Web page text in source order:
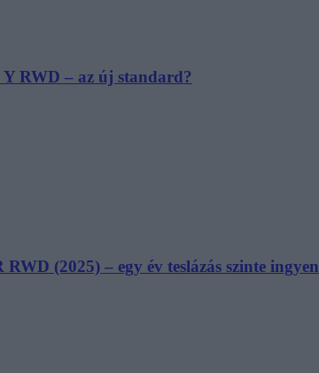
RWD – az új standard?
(2025) – egy év teslázás szinte ingyen